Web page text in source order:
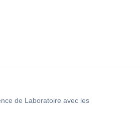
de Laboratoire avec les